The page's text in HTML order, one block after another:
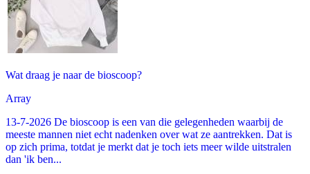
Wat draag je naar de bioscoop?
Array
13-7-2026 De bioscoop is een van die gelegenheden waarbij de
meeste mannen niet echt nadenken over wat ze aantrekken. Dat is
op zich prima, totdat je merkt dat je toch iets meer wilde uitstralen
dan 'ik ben...